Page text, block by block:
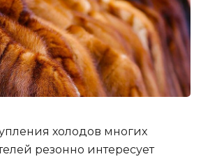
холодов многих
резонно интересует